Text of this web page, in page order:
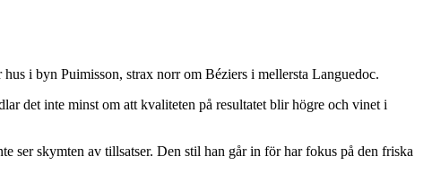
i byn Puimisson, strax norr om Béziers i mellersta Languedoc.
det inte minst om att kvaliteten på resultatet blir högre och vinet i
ser skymten av tillsatser. Den stil han går in för har fokus på den friska